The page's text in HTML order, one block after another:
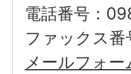
電話番号：
ファックス
メールフォ